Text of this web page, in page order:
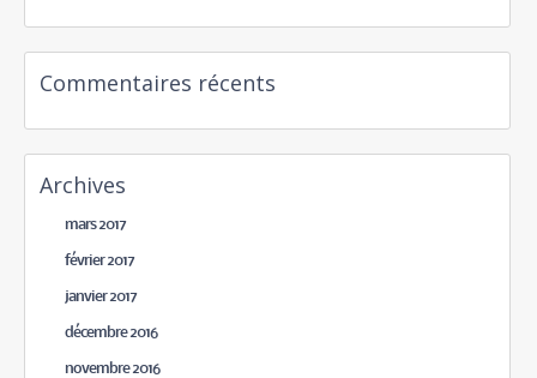
Commentaires récents
Archives
mars 2017
février 2017
janvier 2017
décembre 2016
novembre 2016